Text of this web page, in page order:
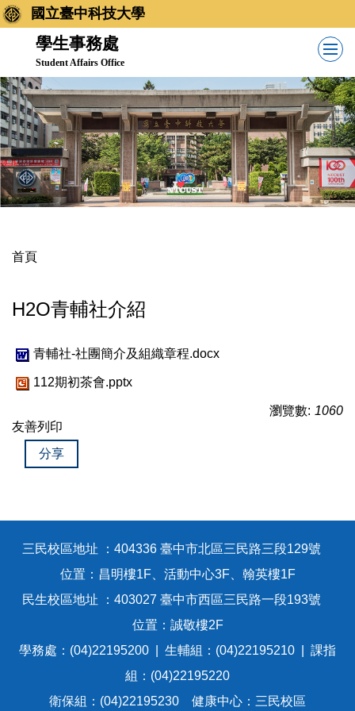
跳
到
內
容
區
國立臺中科技大學
學生事務處
Student Affairs Office
首頁
H2O青輔社介紹
青輔社-社團簡介及組織章程.docx
112期初茶會.pptx
瀏覽數: 1060
友善列印
分享
三民校區地址 ：404336 臺中市北區三民路三段129號
位置：昌明樓1F、活動中心3F、翰英樓1F
民生校區地址 ：403027 臺中市西區三民路一段193號
位置：誠敬樓2F
學務處：(04)22195200 | 生輔組：(04)22195210 | 課指
組：(04)22195220
衛保組：(04)22195230 健康中心：三民校區